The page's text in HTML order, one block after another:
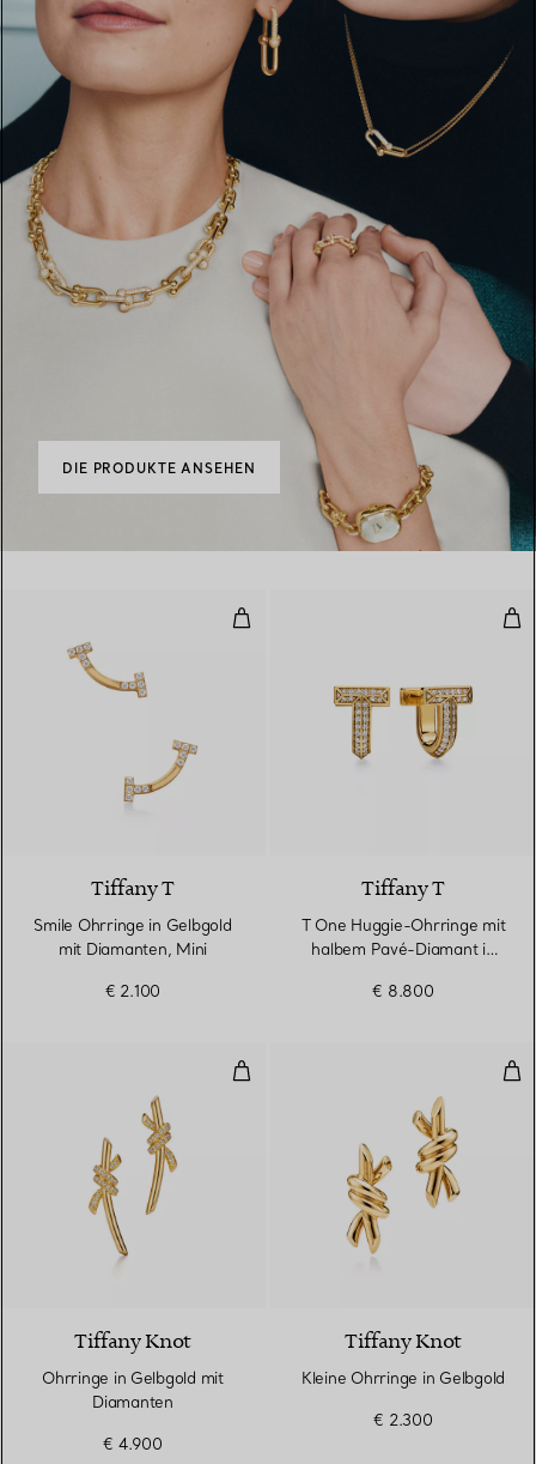
DIE PRODUKTE ANSEHEN
Smile Ohrringe in Gelbgold mit
Tiffany T
Smile Ohrringe in Gelbgold
mit Diamanten, Mini
€ 2.100
T
Tiffany T
T One Huggie-Ohrringe mit
halbem Pavé-Diamant in
€ 8.800
Ohrringe in Gelbgold mit
Tiffany Knot
Ohrringe in Gelbgold mit
Diamanten
€ 4.900
Tiffany Knot
Kleine Ohrringe in Gelbgold
€ 2.300